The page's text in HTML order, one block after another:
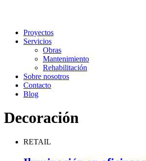
Proyectos
Servicios
Obras
Mantenimiento
Rehabilitación
Sobre nosotros
Contacto
Blog
Decoración
RETAIL